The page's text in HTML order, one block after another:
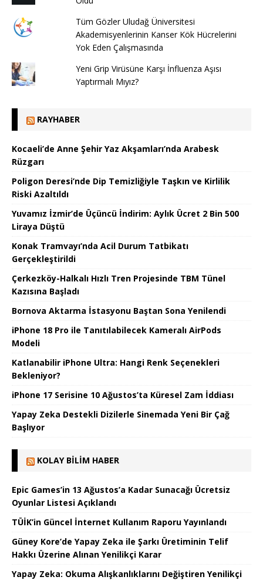
Tüm Gözler Uludağ Üniversitesi
Akademisyenlerinin Kanser Kök Hücrelerini
Yok Eden Çalışmasında
Yeni Grip Virüsüne Karşı İnfluenza Aşısı
Yaptırmalı Mıyız?
RAYHABER
Kocaeli’de Anne Şehir Yaz Akşamları’nda Arabesk
Rüzgarı
Poligon Deresi’nde Dip Temizliğiyle Taşkın ve Kirlilik
Riski Azaltıldı
Yuvamız İzmir’de Üçüncü İndirim: Aylık Ücret 2 Bin 500
Liraya Düştü
Konak Tramvayı’nda Acil Durum Tatbikatı
Gerçekleştirildi
Çerkezköy-Halkalı Hızlı Tren Projesinde TBM Tünel
Kazısına Başladı
Bornova Aktarma İstasyonu Baştan Sona Yenilendi
iPhone 18 Pro ile Tanıtılabilecek Kameralı AirPods
Modeli
Katlanabilir iPhone Ultra: Hangi Renk Seçenekleri
Bekleniyor?
iPhone 17 Serisine 10 Ağustos’ta Küresel Zam İddiası
Yapay Zeka Destekli Dizilerle Sinemada Yeni Bir Çağ
Başlıyor
KOLAY BILIM HABER
Epic Games’in 13 Ağustos’a Kadar Sunacağı Ücretsiz
Oyunlar Listesi Açıklandı
TÜİK’in Güncel İnternet Kullanım Raporu Yayınlandı
Güney Kore’de Yapay Zeka ile Şarkı Üretiminin Telif
Hakkı Üzerine Alınan Yenilikçi Karar
Yapay Zeka: Okuma Alışkanlıklarını Değiştiren Yenilikçi